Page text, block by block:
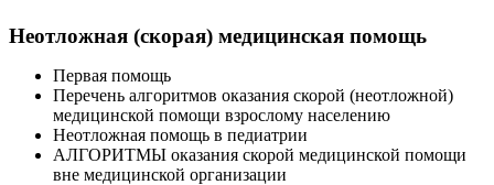
Неотложная (скорая) медицинская помощь
Первая помощь
Перечень алгоритмов оказания скорой (неотложной)
медицинской помощи взрослому населению
Неотложная помощь в педиатрии
АЛГОРИТМЫ оказания скорой медицинской помощи
вне медицинской организации